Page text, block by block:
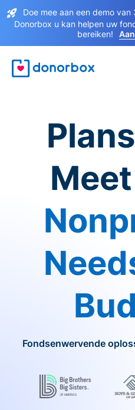
Doe mee aan een demo
Donorbox u kan helpen uw
bereiken!
Fondsenwervende